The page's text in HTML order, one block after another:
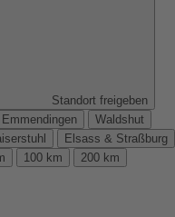
Standort freigeben
Emmendingen
Waldshut
Elsass & Straßburg
100 km
200 km